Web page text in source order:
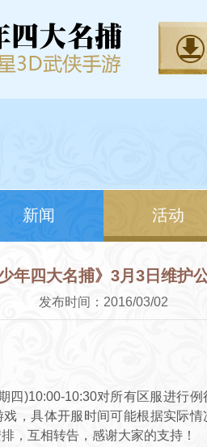
新闻 活动
少年四大名捕》3月3日维护
发布时间：2016/03/02
四)10:00-10:30对所有区服进行
，具体开服时间可能根据实际
，互相转告，感谢大家的支持！